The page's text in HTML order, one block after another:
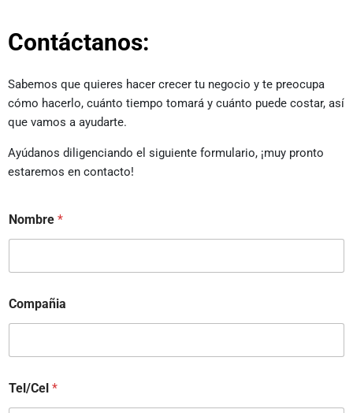
Contáctanos:
Sabemos que quieres hacer crecer tu negocio y te preocupa
cómo hacerlo, cuánto tiempo tomará y cuánto puede costar, así
que vamos a ayudarte.
Ayúdanos diligenciando el siguiente formulario, ¡muy pronto
estaremos en contacto!
Nombre *
Compañia
Tel/Cel *